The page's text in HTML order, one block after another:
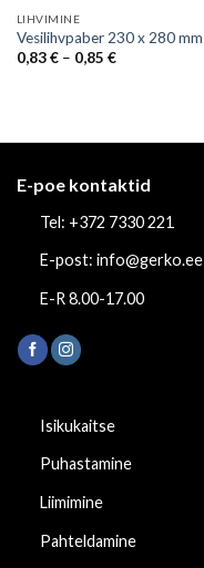
LIHVIMINE
Vesilihvpaber 230 x 280 mm
0,83€ – 0,85 €Price
E-poe kontaktid
Tel: +372 7330 221
E-post: info@gerko.ee
E-R 8.00-17.00
Isikukaitse
Puhastamine
Liimimine
Pahteldamine